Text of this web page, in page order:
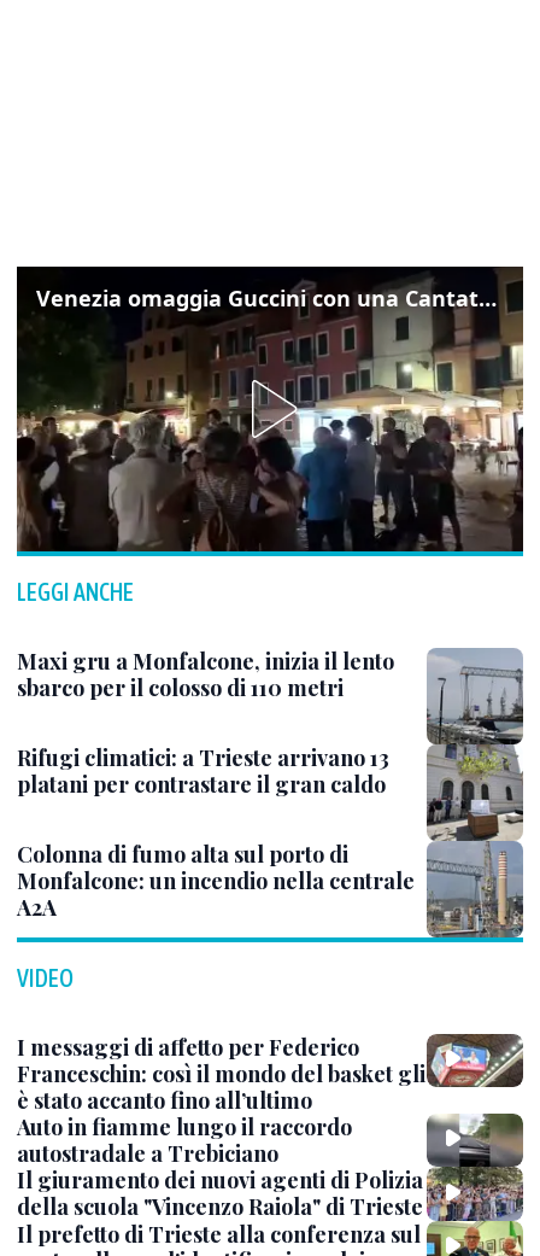
Venezia omaggia Guccini con una Cantata Anarchica in campo Santa Margherita
LEGGI ANCHE
Maxi gru a Monfalcone, inizia il lento
sbarco per il colosso di 110 metri
Rifugi climatici: a Trieste arrivano 13
platani per contrastare il gran caldo
Colonna di fumo alta sul porto di
Monfalcone: un incendio nella centrale
A2A
VIDEO
I messaggi di affetto per Federico
Franceschin: così il mondo del basket gli
è stato accanto fino all’ultimo
Auto in fiamme lungo il raccordo
autostradale a Trebiciano
Il giuramento dei nuovi agenti di Polizia
della scuola "Vincenzo Raiola" di Trieste
Il prefetto di Trieste alla conferenza sul